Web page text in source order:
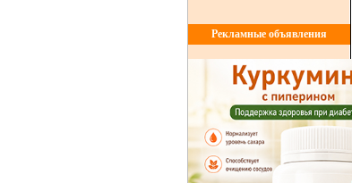
Рекламные объявления